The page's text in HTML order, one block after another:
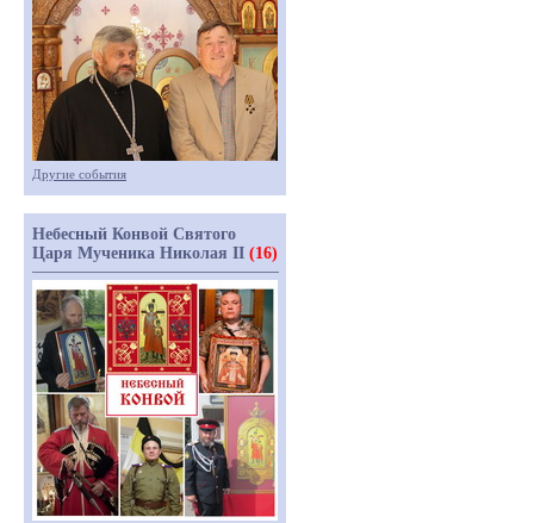
Другие события
Небесный Конвой Святого
Царя Мученика Николая II (16)